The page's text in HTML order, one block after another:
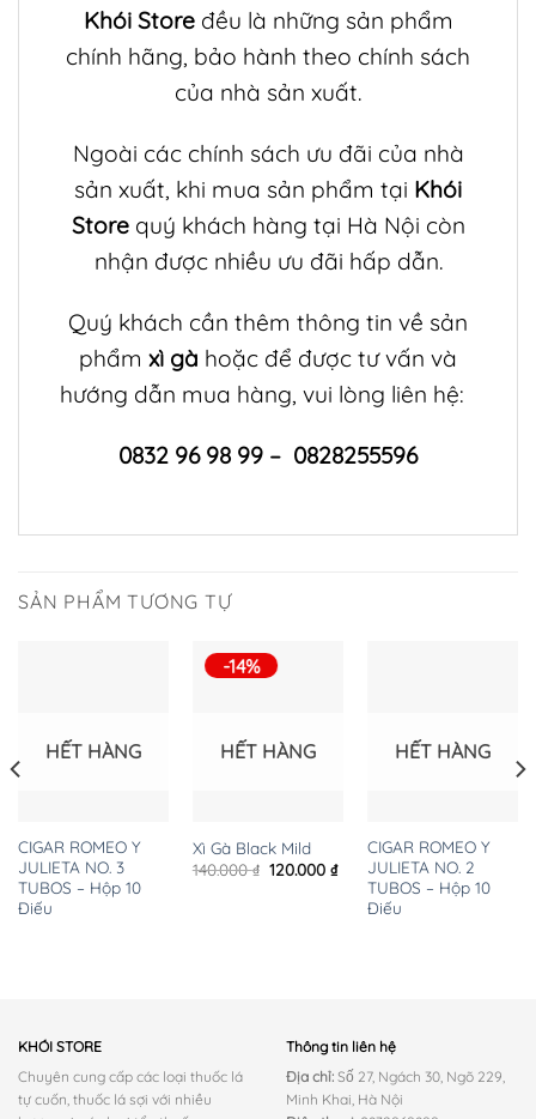
Khói Stoređều là những sản phẩm
chính hãng, bảo hành theo chính sách
của nhà sản xuất.
Ngoài các chính sách ưu đãi của nhà
sản xuất, khi mua sản phẩm tại Khói
Storequý khách hàng tại Hà Nội còn
nhận được nhiều ưu đãi hấp dẫn.
Quý khách cần thêm thông tin về sản
phẩm xì gà hoặc để được tư vấn và
hướng dẫn mua hàng, vui lòng liên hệ:
0832 96 98 99 – 0828255596
SẢN PHẨM TƯƠNG TỰ
HẾT HÀNG
CIGAR ROMEO Y
JULIETA NO. 3
TUBOS – Hộp 10
Điếu
-14%
HẾT HÀNG
Xì Gà Black Mild
140.000₫ Giá
120.000 ₫Giá
hiện
HẾT HÀNG
CIGAR ROMEO Y
JULIETA NO. 2
TUBOS – Hộp 10
Điếu
KHÓI STORE
Chuyên cung cấp các loại thuốc lá
tự cuốn, thuốc lá sợi với nhiều
Thông tin liên hệ
Địa chỉ: Số 27, Ngách 30, Ngõ 229,
Minh Khai, Hà Nội